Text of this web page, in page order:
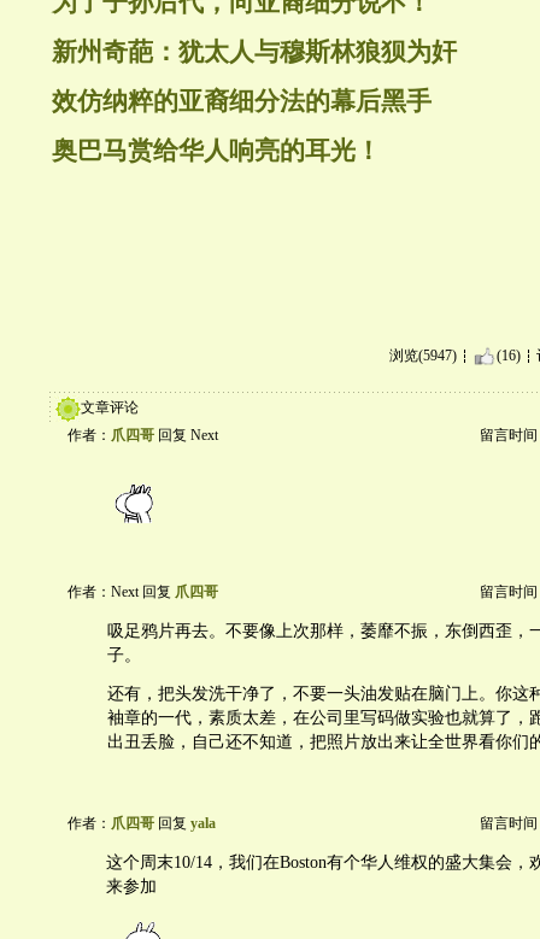
新州奇葩：犹太人与穆斯林狼狈为奸
效仿纳粹的亚裔细分法的幕后黑手
奥巴马赏给华人响亮的耳光！
浏览(5947) (16)
文章评论
作者： 爪四哥 回复 Next 留言时间
作者：Next 回复 爪四哥 留言时间
吸足鸦片再去。不要像上次那样，萎靡不振，东倒西歪，
子。
还有，把头发洗干净了，不要一头油发贴在脑门上。你这
袖章的一代，素质太差，在公司里写码做实验也就算了，
出丑丢脸，自己还不知道，把照片放出来让全世界看你们
作者： 爪四哥 回复 yala 留言时间
这个周末10/14，我们在Boston有个华人维权的盛大集会，
来参加